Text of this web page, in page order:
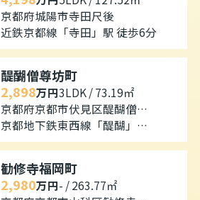
京都府城陽市寺田尺後
近鉄京都線「寺田」駅 徒歩6分
醍醐僧尊坊町
2,898万円3LDK / 73.19㎡
京都府京都市伏見区醍醐僧尊坊町
京都地下鉄東西線「醍醐」駅 徒歩10分
勧修寺福岡町
2,980万円- / 263.77㎡